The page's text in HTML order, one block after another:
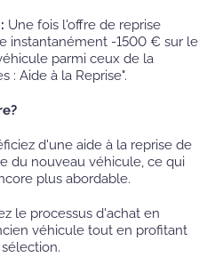
Une fois l'offre de reprise
instantanément -1500 € sur le
parmi ceux de la
: Aide à la Reprise".
d'une aide à la reprise de
du nouveau véhicule, ce qui
plus abordable.
le processus d'achat en
véhicule tout en profitant